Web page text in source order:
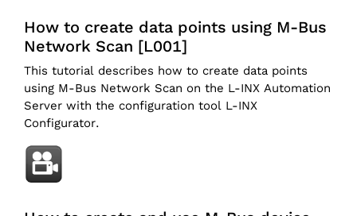
How to create data points using M-Bus
Network Scan [L001]
This tutorial describes how to create data points
using M-Bus Network Scan on the L-INX Automation
Server with the configuration tool L-INX
Configurator.